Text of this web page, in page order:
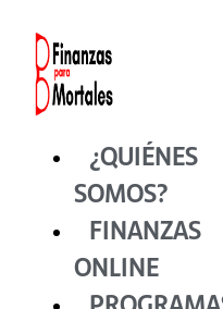
contenido
¿QUIÉNES
SOMOS?
FINANZAS
ONLINE